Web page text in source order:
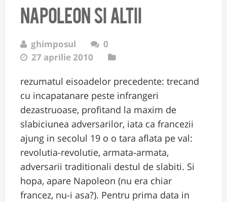
Napoleon si altii
ghimposul
0
27 aprilie 2010
rezumatul eisoadelor precedente: trecand
cu incapatanare peste infrangeri
dezastruoase, profitand la maxim de
slabiciunea adversarilor, iata ca francezii
ajung in secolul 19 o o tara aflata pe val:
revolutia-revolutie, armata-armata,
adversarii traditionali destul de slabiti. Si
hopa, apare Napoleon (nu era chiar
francez, nu-i asa?). Pentru prima data in